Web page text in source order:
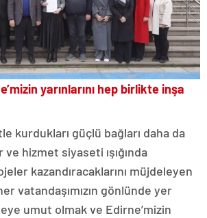
yarınlarını hep birlikte inşa
kurdukları güçlü bağları daha da
hizmet siyaseti ışığında
kazandıracaklarını müjdeleyen
vatandaşımızın gönlünde yer
umut olmak ve Edirne’mizin